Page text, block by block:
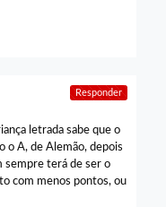
letrada sabe que o
o A, de Alemão, depois
sempre terá de ser o
com menos pontos, ou
Responder